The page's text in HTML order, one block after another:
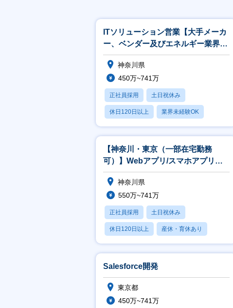
ITソリューション営業【大手メーカ
ー、ベンダー及びエネルギー業界、
官公庁向け】
神奈川県
450万~741万
正社員採用 土日祝休み
休日120日以上 業界未経験OK
産休・育休あり
【神奈川・東京（一部在宅勤務
可）】Webアプリ/スマホアプリ開
発エンジニア
神奈川県
550万~741万
正社員採用 土日祝休み
休日120日以上 産休・育休あり
月残業20時間以内
Salesforce開発
東京都
450万~741万